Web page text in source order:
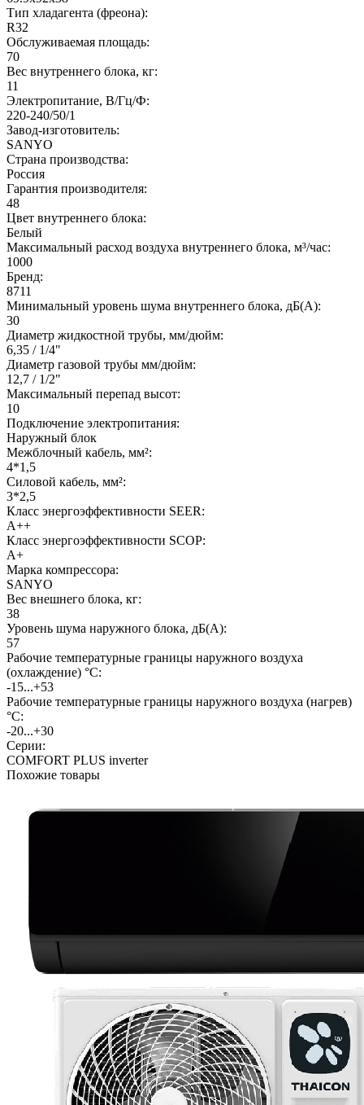
Тип хладагента (фреона):
R32
Обслуживаемая площадь:
70
Вес внутреннего блока, кг:
11
Электропитание, В/Гц/Ф:
220-240/50/1
Завод-изготовитель:
SANYO
Страна производства:
Россия
Гарантия производителя:
48
Цвет внутреннего блока:
Белый
Максимальный расход воздуха внутреннего блока, м³/час:
1000
Бренд:
8711
Минимальный уровень шума внутреннего блока, дБ(А):
30
Диаметр жидкостной трубы, мм/дюйм:
6,35 / 1/4"
Диаметр газовой трубы мм/дюйм:
12,7 / 1/2"
Максимальный перепад высот:
10
Подключение электропитания:
Наружный блок
Межблочный кабель, мм²:
4*1,5
Силовой кабель, мм²:
3*2,5
Класс энергоэффективности SEER:
A++
Класс энергоэффективности SCOP:
A+
Марка компрессора:
SANYO
Вес внешнего блока, кг:
38
Уровень шума наружного блока, дБ(А):
57
Рабочие температурные границы наружного воздуха
(охлаждение) °C:
-15...+53
Рабочие температурные границы наружного воздуха (нагрев)
°C:
-20...+30
Серии:
COMFORT PLUS inverter
Похожие товары